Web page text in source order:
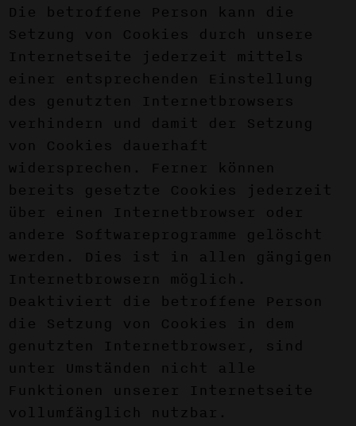
Die betroffene Person kann die
Setzung von Cookies durch unsere
Internetseite jederzeit mittels
einer entsprechenden Einstellung
des genutzten Internetbrowsers
verhindern und damit der Setzung
von Cookies dauerhaft
widersprechen. Ferner können
bereits gesetzte Cookies jederzeit
über einen Internetbrowser oder
andere Softwareprogramme gelöscht
werden. Dies ist in allen gängigen
Internetbrowsern möglich.
Deaktiviert die betroffene Person
die Setzung von Cookies in dem
genutzten Internetbrowser, sind
unter Umständen nicht alle
Funktionen unserer Internetseite
vollumfänglich nutzbar.